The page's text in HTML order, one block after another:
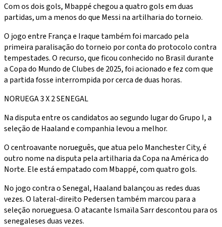
Com os dois gols, Mbappé chegou a quatro gols em duas
partidas, um a menos do que Messi na artilharia do torneio.
O jogo entre França e Iraque também foi marcado pela
primeira paralisação do torneio por conta do protocolo contra
tempestades. O recurso, que ficou conhecido no Brasil durante
a Copa do Mundo de Clubes de 2025, foi acionado e fez com que
a partida fosse interrompida por cerca de duas horas.
NORUEGA 3 X 2 SENEGAL
Na disputa entre os candidatos ao segundo lugar do Grupo I, a
seleção de Haaland e companhia levou a melhor.
O centroavante norueguês, que atua pelo Manchester City, é
outro nome na disputa pela artilharia da Copa na América do
Norte. Ele está empatado com Mbappé, com quatro gols.
No jogo contra o Senegal, Haaland balançou as redes duas
vezes. O lateral-direito Pedersen também marcou para a
seleção norueguesa. O atacante Ismaïla Sarr descontou para os
senegaleses duas vezes.